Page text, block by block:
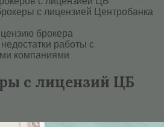
с лицензией Центробанка
брокера
работы с
компаниями
с лицензий ЦБ